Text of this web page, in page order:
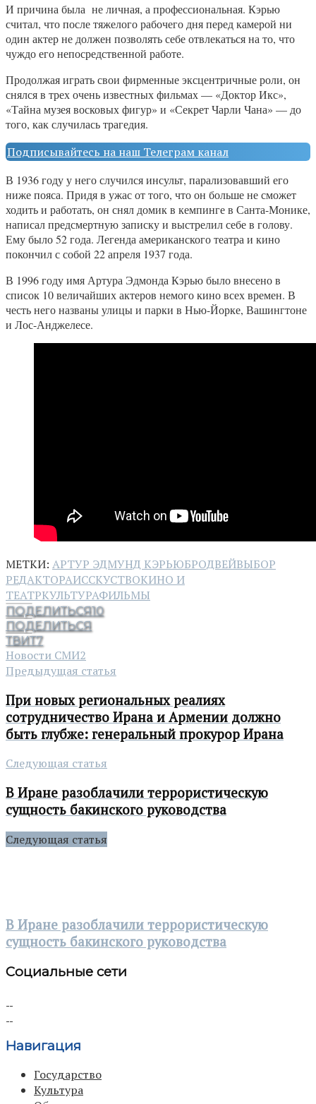
И причина была не личная, а профессиональная. Кэрью
считал, что после тяжелого рабочего дня перед камерой ни
один актер не должен позволять себе отвлекаться на то, что
чуждо его непосредственной работе.
Продолжая играть свои фирменные эксцентричные роли, он
снялся в трех очень известных фильмах — «Доктор Икс»,
«Тайна музея восковых фигур» и «Секрет Чарли Чана» — до
того, как случилась трагедия.
Подписывайтесь на наш Телеграм канал
В 1936 году у него случился инсульт, парализовавший его
ниже пояса. Придя в ужас от того, что он больше не сможет
ходить и работать, он снял домик в кемпинге в Санта-Монике,
написал предсмертную записку и выстрелил себе в голову.
Ему было 52 года. Легенда американского театра и кино
покончил с собой 22 апреля 1937 года.
В 1996 году имя Артура Эдмонда Кэрью было внесено в
список 10 величайших актеров немого кино всех времен. В
честь него названы улицы и парки в Нью-Йорке, Вашингтоне
и Лос-Анджелесе.
МЕТКИ: АРТУР ЭДМУНД КЭРЬЮБРОДВЕЙВЫБОР
РЕДАКТОРАИССКУСТВОКИНО И
ТЕАТРКУЛЬТУРАФИЛЬМЫ
ПОДЕЛИТЬСЯ10
ПОДЕЛИТЬСЯ
ТВИТ7
Новости СМИ2
Предыдущая статья
При новых региональных реалиях
сотрудничество Ирана и Армении должно
быть глубже: генеральный прокурор Ирана
Следующая статья
В Иране разоблачили террористическую
сущность бакинского руководства
Следующая статья
В Иране разоблачили террористическую
сущность бакинского руководства
Социальные сети
Навигация
Государство
Культура